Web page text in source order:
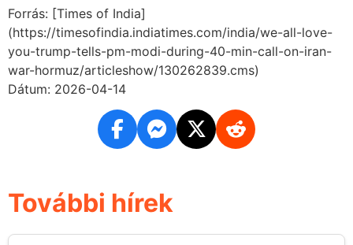
Forrás: [Times of India]
(https://timesofindia.indiatimes.com/india/we-all-love-
you-trump-tells-pm-modi-during-40-min-call-on-iran-
war-hormuz/articleshow/130262839.cms)
Dátum: 2026-04-14
További hírek